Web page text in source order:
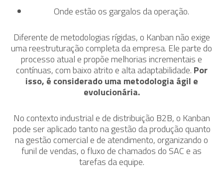
Onde estão os gargalos da operação.
Diferente de metodologias rígidas, o Kanban não exige
uma reestruturação completa da empresa. Ele parte do
processo atual e propõe melhorias incrementais e
contínuas, com baixo atrito e alta adaptabilidade. Por
isso, é considerado uma metodologia ágil e
evolucionária.
No contexto industrial e de distribuição B2B, o Kanban
pode ser aplicado tanto na gestão da produção quanto
na gestão comercial e de atendimento, organizando o
funil de vendas, o fluxo de chamados do SAC e as
tarefas da equipe.